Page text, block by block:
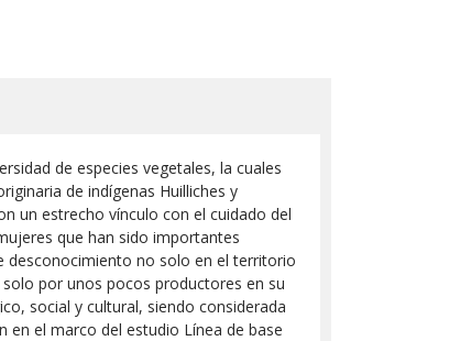
de especies vegetales, la cuales
de indígenas Huilliches y
un estrecho vínculo con el cuidado del
que han sido importantes
desconocimiento no solo en el territorio
por unos pocos productores en su
social y cultural, siendo considerada
en el marco del estudio Línea de base